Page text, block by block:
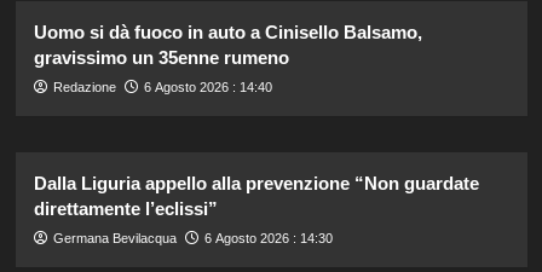
Uomo si dà fuoco in auto a Cinisello Balsamo,
gravissimo un 35enne rumeno
Redazione 6 Agosto 2026 : 14:40
Dalla Liguria appello alla prevenzione “Non guardate
direttamente l’eclissi”
Germana Bevilacqua 6 Agosto 2026 : 14:30